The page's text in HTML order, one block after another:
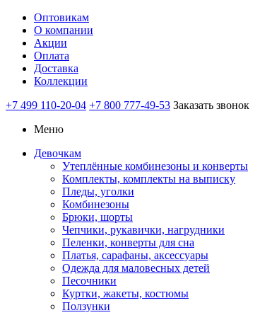
Оптовикам
О компании
Акции
Оплата
Доставка
Коллекции
+7 499 110-20-04 +7 800 777-49-53 Заказать звонок
Меню
Девочкам
Утеплённые комбинезоны и конверты
Комплекты, комплекты на выписку
Пледы, уголки
Комбинезоны
Брюки, шорты
Чепчики, рукавички, нагрудники
Пеленки, конверты для сна
Платья, сарафаны, аксессуары
Одежда для маловесных детей
Песочники
Куртки, жакеты, костюмы
Ползунки